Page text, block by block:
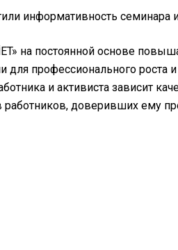
информативность семинара
на постоянной основе
профессионального роста
и активиста зависит
работников, доверивших ему